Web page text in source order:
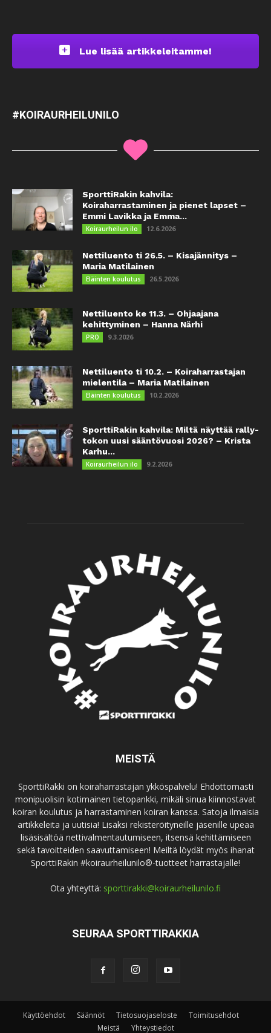
Lue lisää artikkeleitamme!
#KOIRAURHEILUNILO
SporttiRakin kahvila:
Koiraharrastaminen ja pienet lapset –
Emmi Lavikka ja Emma...
Koiraurheilun ilo 12.6.2026
Nettiluento ti 26.5. – Kisajännitys –
Maria Matilainen
Eläinten koulutus 26.5.2026
Nettiluento ke 11.3. – Ohjaajana
kehittyminen – Hanna Närhi
PRO 9.3.2026
Nettiluento ti 10.2. – Koiraharrastajan
mielentila – Maria Matilainen
Eläinten koulutus 10.2.2026
SporttiRakin kahvila: Miltä näyttää rally-
tokon uusi sääntövuosi 2026? – Krista
Karhu...
Koiraurheilun ilo 9.2.2026
MEISTÄ
SporttiRakki on koiraharrastajan ykköspalvelu! Ehdottomasti
monipuolisin kotimainen tietopankki, mikäli sinua kiinnostavat
koiran koulutus ja harrastaminen koiran kanssa. Satoja ilmaisia
artikkeleita ja uutisia! Lisäksi rekisteröityneille jäsenille upeaa
lisäsisältöä nettivalmentautumiseen, itsensä kehittämiseen
sekä tavoitteiden saavuttamiseen! Meiltä löydät myös ihanat
SporttiRakin #koiraurheilunilo®-tuotteet harrastajalle!
Ota yhteyttä: sporttirakki@koiraurheilunilo.fi
SEURAA SPORTTIRAKKIA
Käyttöehdot Säännöt Tietosuojaseloste
Toimitusehdot
Meistä
Yhteystiedot